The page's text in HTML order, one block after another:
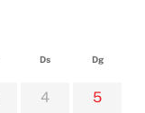
Ds Dg
4 5